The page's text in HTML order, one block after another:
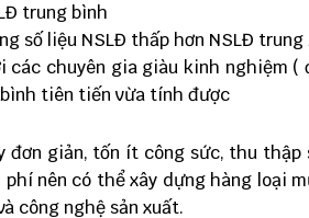
trung bình
số liệu NSLĐ thấp hơn NSLĐ
các chuyên gia giàu kinh nghiệm
tiên tiến vừa tính được
đơn giản, tốn ít công sức, thu
nên có thể xây dựng hàng loại
công nghệ sản xuất.